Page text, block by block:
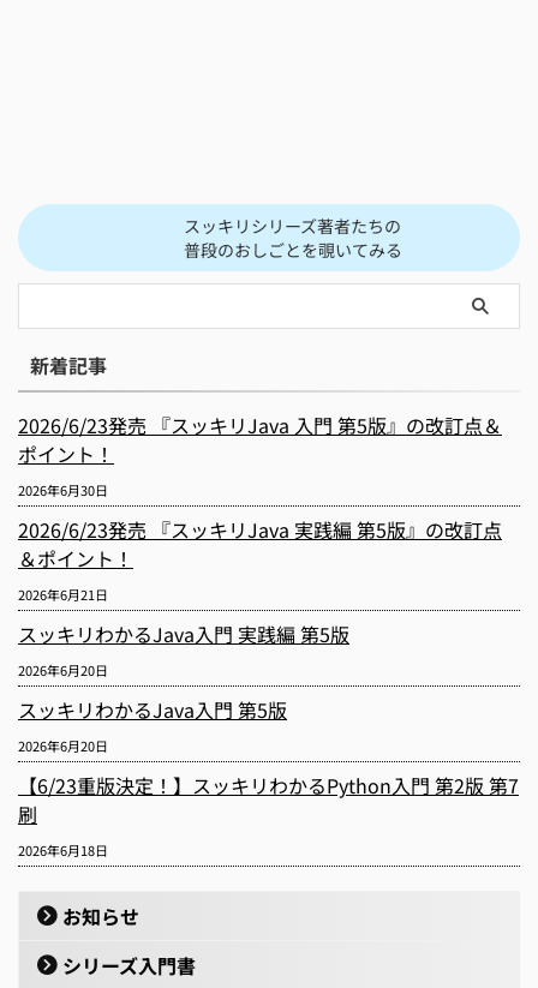
スッキリシリーズ著者たちの
普段のおしごとを覗いてみる
新着記事
2026/6/23発売 『スッキリJava 入門 第5版』の改訂点＆
ポイント！
2026年6月30日
2026/6/23発売 『スッキリJava 実践編 第5版』の改訂点
＆ポイント！
2026年6月21日
スッキリわかるJava入門 実践編 第5版
2026年6月20日
スッキリわかるJava入門 第5版
2026年6月20日
【6/23重版決定！】スッキリわかるPython入門 第2版 第7
刷
2026年6月18日
お知らせ
シリーズ入門書